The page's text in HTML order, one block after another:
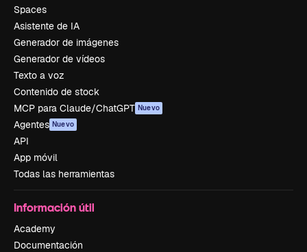
Spaces
Asistente de IA
Generador de imágenes
Generador de vídeos
Texto a voz
Contenido de stock
MCP para Claude/ChatGPT Nuevo
Agentes Nuevo
API
App móvil
Todas las herramientas
Información útil
Academy
Documentación